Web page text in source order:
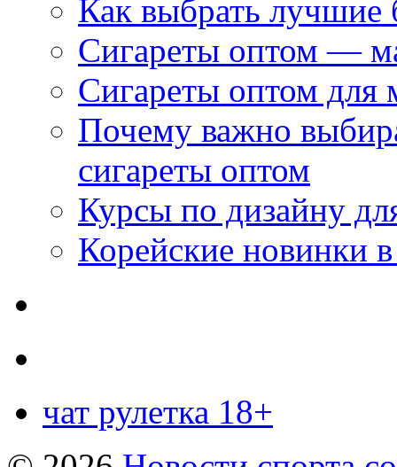
Как выбрать
Сигареты оптом —
Сигареты оптом для
Почему важно
сигареты оптом
Курсы по дизайну
Корейские новинки
чат рулетка 18+